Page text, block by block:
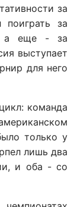
за
за
а еще - за
выступает
для него
команда
только у
лишь два
и оба - со